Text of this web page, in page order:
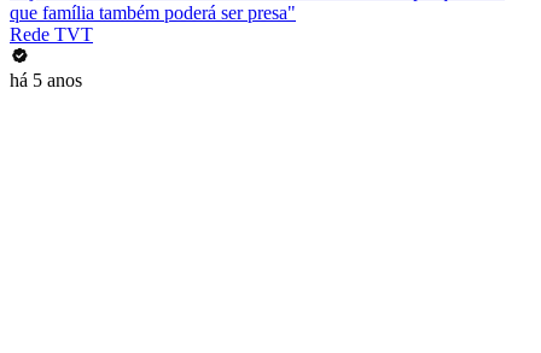
que família também poderá ser presa"
Rede TVT
há 5 anos